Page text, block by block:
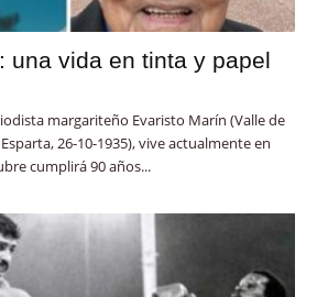
una vida en tinta y papel
margariteño Evaristo Marín (Valle de
26-10-1935), vive actualmente en
cumplirá 90 años...